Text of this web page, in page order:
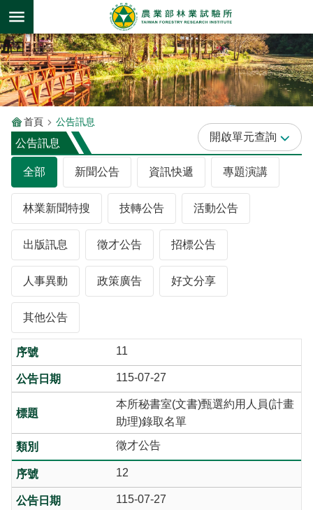
跳到主要內容區塊
首頁 公告訊息
公告訊息 單元查詢
全部 新聞公告 資訊快遞 專題演講
林業新聞特搜 技轉公告 活動公告
出版訊息 徵才公告 招標公告
人事異動 政策廣告 好文分享
其他公告
11
115-07-27
本所秘書室(文書)甄選約用人員(計畫
助理)錄取名單
徵才公告
12
115-07-27